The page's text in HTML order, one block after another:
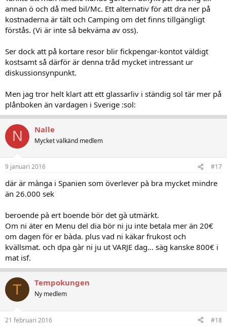
annan ö och då med bil/Mc. Ett alternativ för att dra ner på
kostnaderna är tält och Camping om det finns tillgängligt
förstås. (Vi är inte så bekväma av oss).
Ser dock att på kortare resor blir fickpengar-kontot väldigt
kostsamt så därför är denna tråd mycket intressant ur
diskussionsynpunkt.
Men jag tror helt klart att ett glassarliv i ständig sol tär mer på
plånboken än vardagen i Sverige :sol:
N Nalle
Mycket välkänd medlem
9 januari 2016 #17
där är mànga i Spanien som överlever pà bra mycket mindre
än 26.000 sek
beroende pà ert boende bör det gà utmärkt.
Om ni äter en Menu del dia bör ni ju inte betala mer än 20€
om dagen för er bàda. plus vad ni käkar frukost och
kvällsmat. och dpa gàr ni ju ut VARJE dag... säg kanske 800€ i
mat isf.
T Tempokungen
Ny medlem
21 februari 2016 #18